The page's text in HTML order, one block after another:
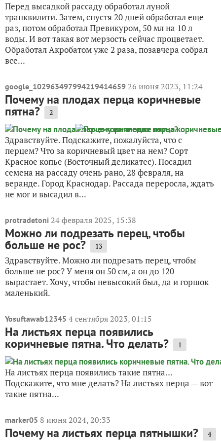
Перед высадкой рассаду обработал луной
транквилити. Затем, спустя 20 дней обработал еще
раз, потом обработал Превикуром, 50 мл на 10 л
воды. И вот такая вот мерзость сейчас процветает.
Обработал Акробатом уже 2 раза, позавчера собрал
все...
google_102963497994219414659 26 июня 2023, 11:24
Почему на плодах перца коричневые
пятна? 2
Здравствуйте. Подскажите, пожалуйста, что с
перцем? Что за коричневый цвет на нем? Сорт
Красное копье (Восточный деликатес). Посадил
семена на рассаду очень рано, 28 февраля, на
веранде. Город Краснодар. Рассада переросла, ждать
не мог и высадил в...
protradetoni 24 февраля 2025, 15:38
Можно ли подрезать перец, чтобы
больше не рос? 13
Здравствуйте. Можно ли подрезать перец, чтобы
больше не рос? У меня он 50 см, а он до 120
вырастает. Хочу, чтобы невысокий был, да и горшок
маленький.
Yosuftawab12345 4 сентября 2023, 01:15
На листьях перца появились
коричневые пятна. Что делать? 1
На листьях перца появились такие пятна…
Подскажите, что мне делать? На листьях перца — вот
такие пятна...
marker05 8 июня 2024, 20:33
Почему на листьях перца пятнышки? 4